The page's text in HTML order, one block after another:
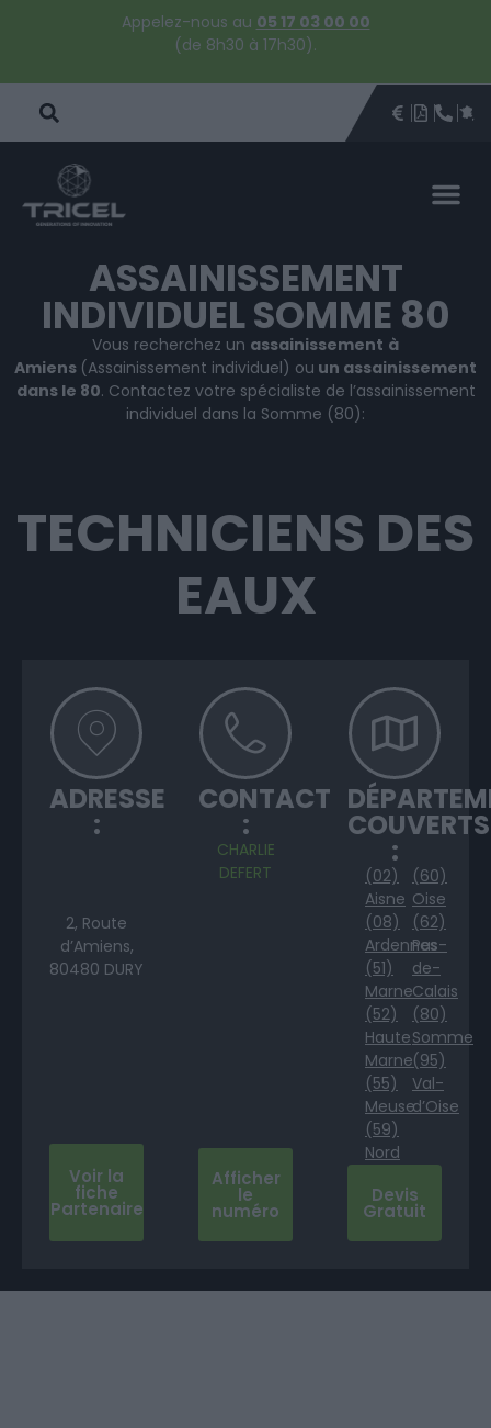
Appelez-nous au 05 17 03 00 00
(de 8h30 à 17h30).
DEVISÊTRE
ASSAINISSEMENT
INDIVIDUEL SOMME 80
Vous recherchez un assainissement à
Amiens (Assainissement individuel) ou un assainissement
dans le 80. Contactez votre spécialiste de l’assainissement
individuel dans la Somme (80):
TECHNICIENS DES
EAUX
ADRESSE
:
2, Route
d’Amiens,
80480 DURY
Voir la
fiche
Partenaire
CONTACT
:
CHARLIE
DEFERT
Afficher
le
numéro
COUVERTS
:
(02)
Aisne
(08)
Ardennes
(51)
Marne
(52)
Haute
Marne
(55)
Meuse
(59)
Nord
(60)
Oise
(62)
Pas-
de-
Calais
(80)
Somme
(95)
Val-
d’Oise
Devis
Gratuit